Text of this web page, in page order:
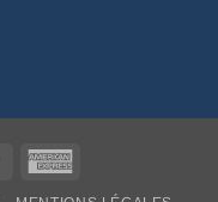
MasterCard